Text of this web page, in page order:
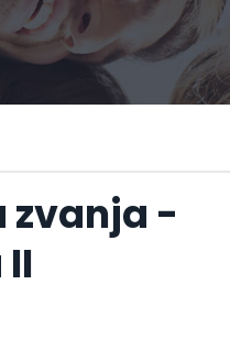
zvanja -